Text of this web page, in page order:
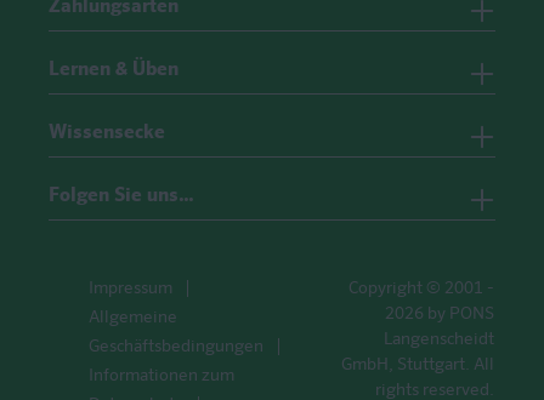
Zahlungsarten
Lernen & Üben
Wissensecke
Folgen Sie uns…
Impressum
Allgemeine
Geschäftsbedingungen
Informationen zum
Copyright © 2001 -
2026 by PONS
Langenscheidt
GmbH, Stuttgart. All
rights reserved.